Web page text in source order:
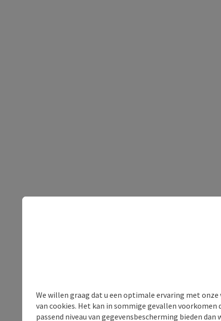
We willen graag dat u een optimale ervaring met
van cookies. Het kan in sommige gevallen voorkomen
passend niveau van gegevensbescherming bieden